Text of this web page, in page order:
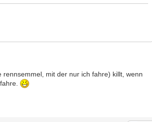
mit der nur ich fahre) killt, wenn
fahre.